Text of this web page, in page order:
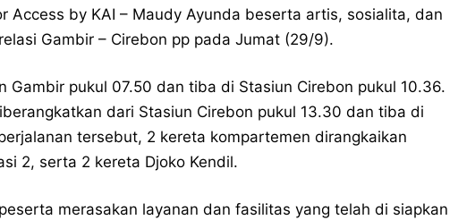
Access by KAI – Maudy Ayunda beserta artis, sosialita, dan
Gambir – Cirebon pp pada Jumat (29/9).
Gambir pukul 07.50 dan tiba di Stasiun Cirebon pukul 10.36.
dari Stasiun Cirebon pukul 13.30 dan tiba di
tersebut, 2 kereta kompartemen dirangkaikan
2, serta 2 kereta Djoko Kendil.
merasakan layanan dan fasilitas yang telah di siapkan